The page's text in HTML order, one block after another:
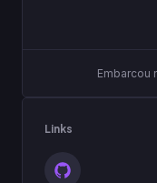
Embarcou
Links